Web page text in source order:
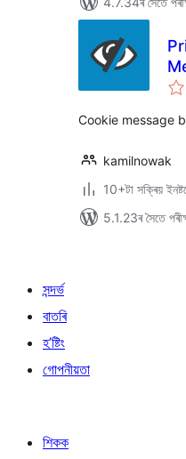
Cookie message
kamilnowak
10+টা সক্ৰিয়
5.1.23ৰ সৈতে
সন্দৰ্ভ
বাতৰি
হ’ষ্টিং
গোপনীয়তা
শিকক